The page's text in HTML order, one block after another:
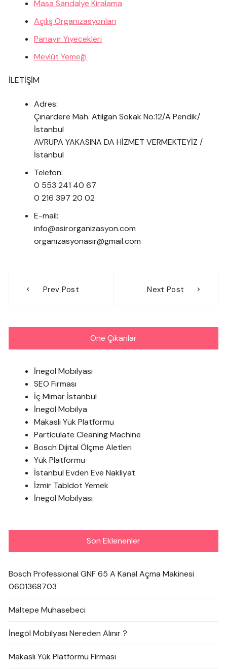
Masa Sandalye Kiralama
Açılış Organizasyonları
Panayır Yiyecekleri
Mevlüt Yemeği
İLETİŞİM
Adres:
Çınardere Mah. Atılgan Sokak No:12/A Pendik/
İstanbul
AVRUPA YAKASINA DA HİZMET VERMEKTEYİZ /
İstanbul
Telefon:
0 553 241 40 67
0 216 397 20 02
E-mail:
info@asirorganizasyon.com
organizasyonasir@gmail.com
gezinmesi
Prev Post Next Post
Öne Çıkanlar
İnegöl Mobilyası
SEO Firması
İç Mimar İstanbul
İnegöl Mobilya
Makaslı Yük Platformu
Particulate Cleaning Machine
Bosch Dijital Ölçme Aletleri
Yük Platformu
İstanbul Evden Eve Nakliyat
İzmir Tabldot Yemek
İnegöl Mobilyası
Son Eklenenler
Bosch Professional GNF 65 A Kanal Açma Makinesi
0601368703
Maltepe Muhasebeci
İnegöl Mobilyası Nereden Alınır ?
Makaslı Yük Platformu Firması